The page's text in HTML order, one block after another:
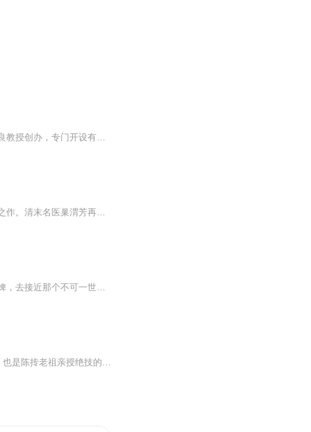
本专辑收录的是孙良老师的部分朗读作品。孙博士朗诵课堂由中国传媒大学播音专业博士孙良教授创办，专门开设有声语言课程。欢迎在微信搜索并关注微信订阅号：孙博士朗诵学堂，了解并参加各种专业活动及课程。
这是一部令人关注的非虚构作品，更是一部反思中医百年坎坷历史、为中医振兴发展鼓与呼之作。清末名医巢渭芳再传弟子、针灸大师承淡安门生陈万举，自1938年起，一生坐堂行医七十六载。自出道以来，攻克大量的疑难杂症，救治病人数十万人，亲历并见证了中医...
【内容简介】虞折烟出嫁那日，姐姐在她面前自尽而亡，为寻找姐姐惨死的真相，她卖身为婢，去接近那个不可一世的公府少爷。她利用他的宠爱，将他推入万劫不复之地。再次相见，她是万分尊贵的世子妃，他的权倾朝野的臣子。她乞求他放过自己的亲人，他却视她...
主要讲述了龙门派掌门人左良的故事。左良是“吴山七剑”第一剑客五岳玲珑化吉长老的爱徒，也是陈抟老祖亲授绝技的徒孙。他学艺十载后出山，立志寻找辱母、杀母仇人萧勇报仇。在这过程中，左良邂逅红珠女，学得三十六套天盘剑。然而，萧勇的亲孙女萧艳娘身...